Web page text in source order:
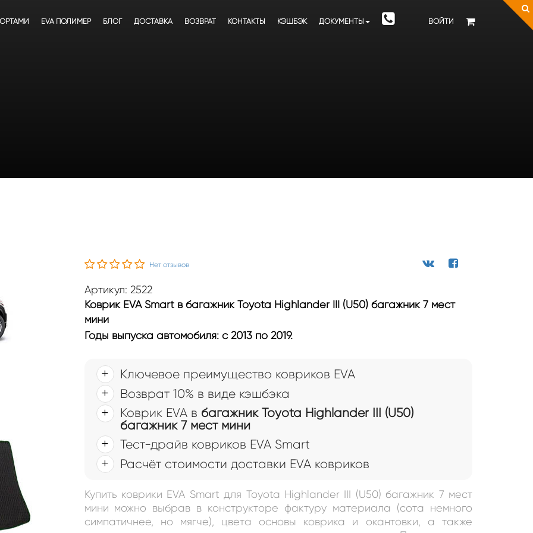
ВОЙТИ
EVA ПОЛИМЕР БЛОГ ДОСТАВКА ВОЗВРАТ КОНТАКТЫ КЭШБЭК ДОКУМЕНТЫ
(U50) 2013 - 2019 коврик в багажник 7
Нет отзывов
Артикул: 2522
Коврик EVA Smart в багажник Toyota Highlander III (U50) багажник 7 мест
мини
Годы выпуска автомобиля: с 2013 по 2019.
Ключевое преимущество ковриков EVA
Возврат 10% в виде кэшбэка
Коврик EVA в багажник Toyota Highlander III (U50)
багажник 7 мест мини
Тест-драйв ковриков EVA Smart
Расчёт стоимости доставки EVA ковриков
Купить коврики EVA Smart для Toyota Highlander III (U50) багажник 7 мест
мини можно выбрав в конструкторе фактуру материала (сота немного
симпатичнее, но мягче), цвета основы коврика и окантовки, а также